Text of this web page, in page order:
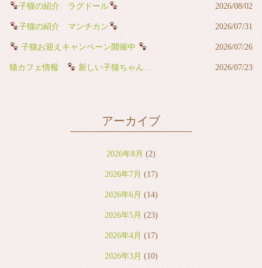
子猫の紹介 ラグドール 2026/08/02
子猫の紹介 マンチカン 2026/07/31
子猫お迎えキャンペーン開催中 2026/07/26
猫カフェ情報 新しい子猫ちゃんが猫カフェデビューしました 2026/07/23
アーカイブ
2026年8月 (2)
2026年7月 (17)
2026年6月 (14)
2026年5月 (23)
2026年4月 (17)
2026年3月 (10)